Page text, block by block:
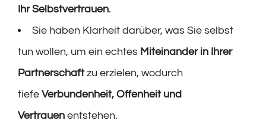
Ihr Selbstvertrauen.
Sie haben Klarheit darüber, was Sie selbst
tun wollen, um ein echtes Miteinander in Ihrer
Partnerschaftzu erzielen, wodurch
tiefe Verbundenheit, Offenheit und
Vertrauen entstehen.